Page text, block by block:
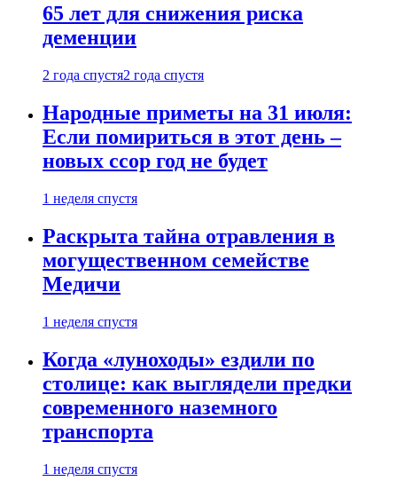
65 лет для снижения риска
деменции
2 года спустя2 года спустя
Народные приметы на 31 июля:
Если помириться в этот день –
новых ссор год не будет
1 неделя спустя
Раскрыта тайна отравления в
могущественном семействе
Медичи
1 неделя спустя
Когда «луноходы» ездили по
столице: как выглядели предки
современного наземного
транспорта
1 неделя спустя